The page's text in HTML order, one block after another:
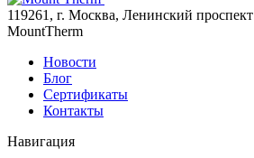
119261, г. Москва, Ленинский проспект
MountTherm
Новости
Блог
Сертификаты
Контакты
Навигация